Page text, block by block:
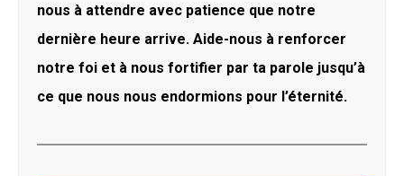
nous à attendre avec patience que notre
dernière heure arrive. Aide-nous à renforcer
notre foi et à nous fortifier par ta parole jusqu’à
ce que nous nous endormions pour l’éternité.